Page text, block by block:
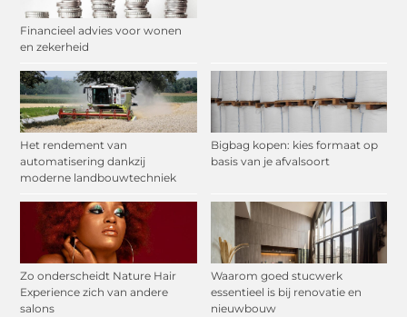
Financieel advies voor wonen
en zekerheid
Het rendement van
automatisering dankzij
moderne landbouwtechniek
Bigbag kopen: kies formaat op
basis van je afvalsoort
Zo onderscheidt Nature Hair
Experience zich van andere
salons
Waarom goed stucwerk
essentieel is bij renovatie en
nieuwbouw